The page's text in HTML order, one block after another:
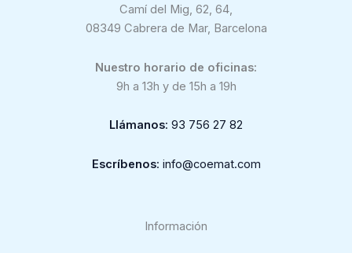
Camí del Mig, 62, 64,
08349 Cabrera de Mar, Barcelona
Nuestro horario de oficinas:
9h a 13h y de 15h a 19h
Llámanos: 93 756 27 82
Escríbenos: info@coemat.com
Información